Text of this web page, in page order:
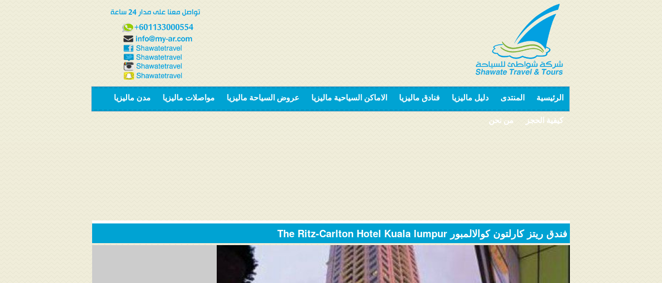
الرئيسية المنتدى دليل ماليزيا فنادق ماليزيا الاماكن السياحية ماليزيا عروض السياحة ماليزيا مواصلات ماليزيا مدن ماليزيا
كيفية الحجز من نحن
فندق ريتز كارلتون كوالالمبور The Ritz-Carlton Hotel Kuala lumpur